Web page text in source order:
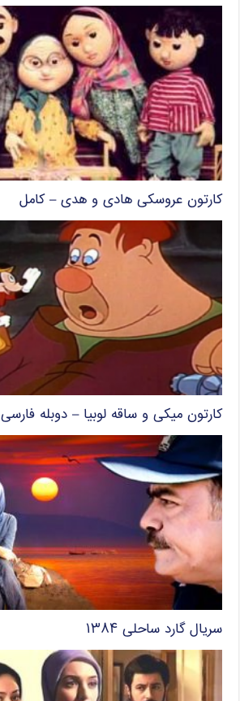
کارتون عروسکی هادی و هدی – کامل
کارتون میکی و ساقه لوبیا – دوبله فارسی
سریال گارد ساحلی ۱۳۸۴